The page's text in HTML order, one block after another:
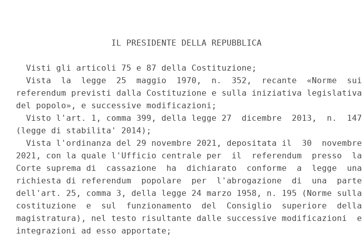
                   IL PRESIDENTE DELLA REPUBBLICA
  Visti gli articoli 75 e 87 della Costituzione;
  Vista  la  legge  25  maggio  1970,  n.  352,  recante  «Norme  sui
referendum previsti dalla Costituzione e sulla iniziativa legislativa
del popolo», e successive modificazioni;
  Visto l'art. 1, comma 399, della legge 27  dicembre  2013,  n.  147
(legge di stabilita' 2014);
  Vista l'ordinanza del 29 novembre 2021, depositata il  30  novembre
2021, con la quale l'Ufficio centrale per  il  referendum  presso  la
Corte suprema di  cassazione  ha  dichiarato  conforme  a  legge  una
richiesta di referendum  popolare  per  l'abrogazione  di  una  parte
dell'art. 25, comma 3, della legge 24 marzo 1958, n. 195 (Norme sulla
costituzione  e  sul  funzionamento  del  Consiglio  superiore  della
magistratura), nel testo risultante dalle successive modificazioni  e
integrazioni ad esso apportate;